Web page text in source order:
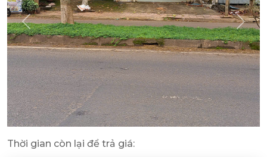
Previous Next
Thời gian còn lại để trả giá: